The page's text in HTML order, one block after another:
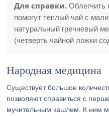
Для справки. Облегчить
помогут теплый чай с
натуральный гречневый
(четверть чайной ложки
Народная медицина
Существует большое
позволяют справиться с
мучительным кашлем. К ним